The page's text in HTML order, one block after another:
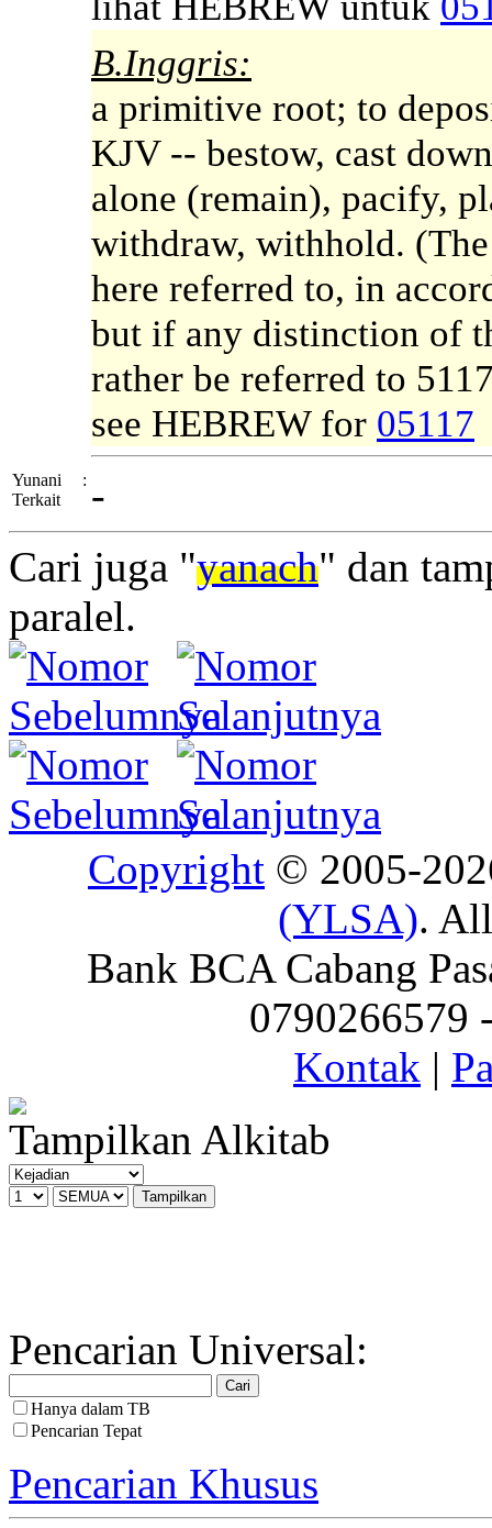
B.Inggris:
a primitive root; to
KJV -- bestow, cast
alone (remain), pacify,
withdraw, withhold.
here referred to, in
but if any distinction of
rather be referred to
see HEBREW for 05117
Yunani
Terkait
: -
Cari juga "yanach" dan
paralel.
Copyright © 2005-
(YLSA).
Bank BCA Cabang
0790266579
Kontak |
Tampilkan Alkitab
Pencarian Universal:
Hanya dalam TB
Pencarian Tepat
Pencarian Khusus